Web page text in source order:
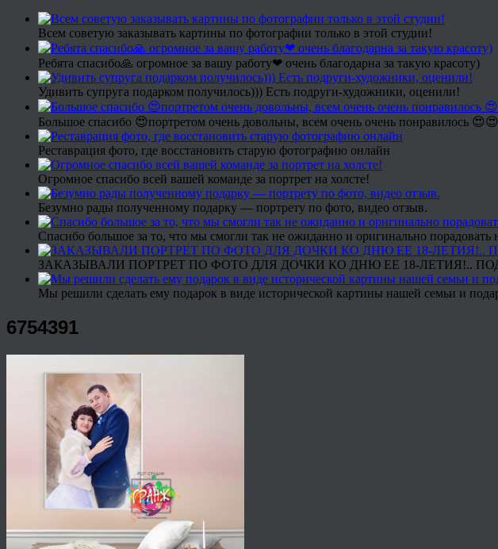
Всем советую заказывать картины по фотографии только в этой студии!
Ребята спасибо🙏 огромное за вашу работу❤ очень благодарна за такую красоту)
Удивить супруга подарком получилось))) Есть подруги-художники, оценили!
Большое спасибо 😍портретом очень довольны, всем очень очень понравилось 😍😍
Реставрация фото, где восстановить старую фотографию онлайн
Огромное спасибо всей вашей команде за портрет на холсте!
Безумно рады полученному подарку — портрету по фото, видео отзыв.
Спасибо большое за то, что мы смогли так не ожиданно и оригинально
ЗАКАЗЫВАЛИ ПОРТРЕТ ПО ФОТО ДЛЯ ДОЧКИ КО ДНЮ ЕЕ 18-ЛЕТИЯ!..
Мы решили сделать ему подарок в виде исторической картины нашей семьи и
6754391